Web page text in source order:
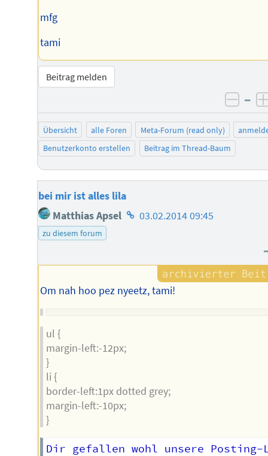
mfg
tami
Beitrag melden
–
Übersicht alle Foren Meta-Forum (read only)
Benutzerkonto erstellen
Beitrag im Thread-Baum
bei mir ist alles lila
Matthias Apsel Homepage
03.02.2014 09:45
zu diesem forum
Om nah hoo pez nyeetz, tami!
ul {
margin-left:-12px;
}
li {
border-left:1px dotted grey;
margin-left:-10px;
}
Dir gefallen wohl unsere